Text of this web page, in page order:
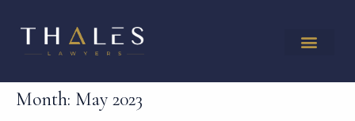
Month: May 2023